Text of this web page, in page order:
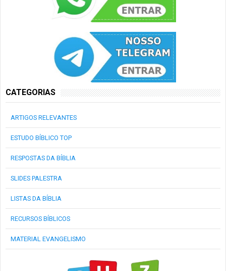
CATEGORIAS
ARTIGOS RELEVANTES
ESTUDO BÍBLICO TOP
RESPOSTAS DA BÍBLIA
SLIDES PALESTRA
LISTAS DA BÍBLIA
RECURSOS BÍBLICOS
MATERIAL EVANGELISMO